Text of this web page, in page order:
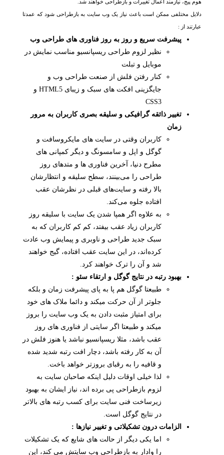
هوم پیج، نیازمند اعمال تغییرات و بازطراحی خواهند شد.
دلایل مختلفی ممکن است باعث نیاز یک وب سایت به بازطراحی شود که عمدتا
عبارتند از :
پیشرفت سریع و روز به روز فناوری های طراحی وب
نظیر لزوم طراحی ریسپانسیو مناسب نمایش در
موبایل و تبلت
کنار رفتن فلش از صنعت طراحی وب و
جایگزینی افکت های سبک و زیبای HTML5 و
CSS3
تغییر ذائقه گرافیکی و سلیقه بصری کاربران به مرور
زمان
کاربران وقتی در سایت های مایکروسافت و
گوگل و اپل و سامسونگ و دیگر کمپانی های
مطرح دنیا، آخرین فناوری ها و متدهای روز
طراحی را می‌بینند، سطح سلیقه و انتظارشان
بالا رفته و سایت‌های قبلی در نظرشان عقب
افتاده جلوه می‌کند.
به علاوه اگر همپا شدن یک سایت با سلیقه روز
کاربران زیاد عقب بیفتد، کم کم کاربران که به
سبک جدید طراحی و ناوبری و پیمایش وب عادت
کرده‌اند، در این سایت عقب افتاده، گیج خواهند
شد و آن را ترک خواهند کرد.
بهبود رتبه در نتایج گوگل و ارتقاء سئو :
طبیعتا گوگل هم پا به پای پیشرفت زمان و بلکه
جلوتر از آن حرکت میکند و دائما ملاک های خود
برای امتیاز مثبت دادن به یک وب سایت را بروز
میکند و طبیعتا اگر سایتی از فناوری های روز
عقب باشد، مثلا ریسپانسیو نباشد یا هنوز فلش در
آن به کار رفته باشد، دچار افت رتبه شدید شده
و قافیه را به رقبای بروزتر خواهد باخت.
لذا خیلی اوقات دلیل اینکه صاحبان سایت به
لزوم بازطراحی پی برده اند، نیاز ایشان به بهبود
زیرساخت فنی سایت برای کسب رتبه های بالاتر
در نتایج گوگل است.
الزامات درون تشکیلاتی و تغییر نیازها :
اما یکی دیگر از حالت های شایع که یک تشکیلات
را وادار به بازطراحی وب سایتش می کند، این